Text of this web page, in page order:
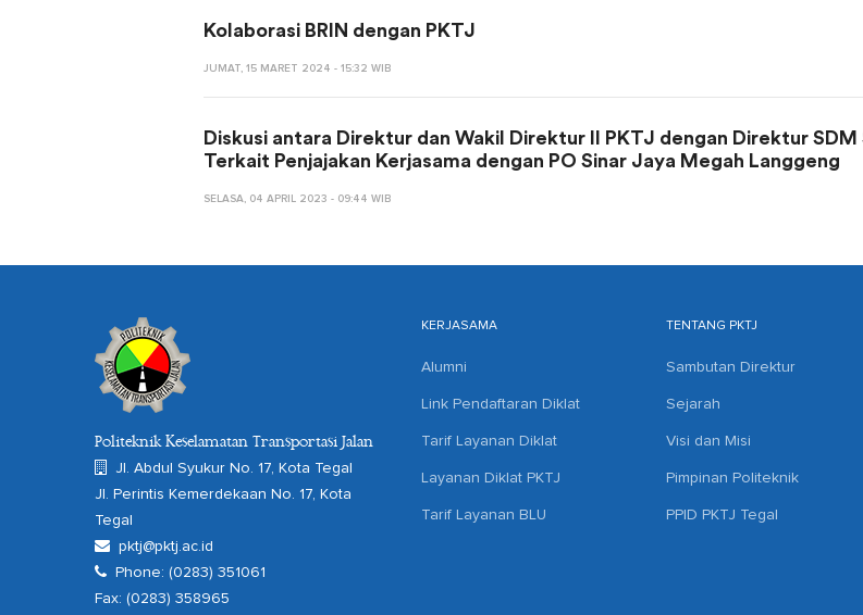
Kolaborasi BRIN dengan PKTJ
JUMAT, 15 MARET 2024 - 15:32 WIB
Diskusi antara Direktur dan Wakil Direktur II PKTJ dengan Direktur SDM
Terkait Penjajakan Kerjasama dengan PO Sinar Jaya Megah Langgeng
SELASA, 04 APRIL 2023 - 09:44 WIB
Politeknik Keselamatan Transportasi Jalan
Jl. Abdul Syukur No. 17, Kota Tegal
Jl. Perintis Kemerdekaan No. 17, Kota
Tegal
pktj@pktj.ac.id
Phone: (0283) 351061
Fax: (0283) 358965
KERJASAMA
Alumni
Link Pendaftaran Diklat
Tarif Layanan Diklat
Layanan Diklat PKTJ
Tarif Layanan BLU
TENTANG PKTJ
Sambutan Direktur
Sejarah
Visi dan Misi
Pimpinan Politeknik
PPID PKTJ Tegal